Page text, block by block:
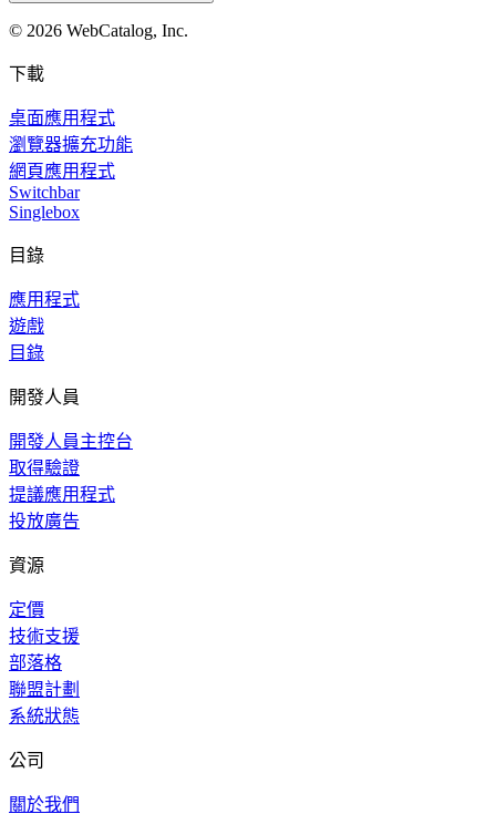
© 2026 WebCatalog, Inc.
下載
桌面應用程式
瀏覽器擴充功能
網頁應用程式
Switchbar
Singlebox
目錄
應用程式
遊戲
目錄
開發人員
開發人員主控台
取得驗證
提議應用程式
投放廣告
資源
定價
技術支援
部落格
聯盟計劃
系統狀態
公司
關於我們